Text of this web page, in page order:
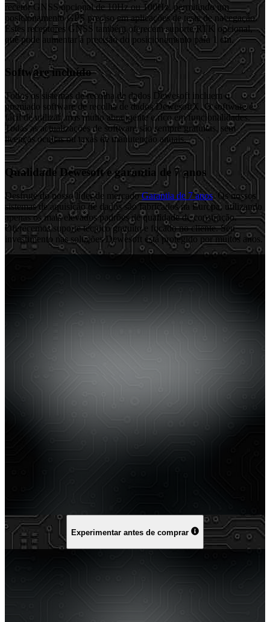
recetor GNSS opcional de 10Hz ou 100Hz, permitindo um
posicionamento GPS preciso em aplicações de teste de navegação.
Estes receptores GNSS também oferecem suporte RTK opcional,
que pode aumentar a precisão do posicionamento para 1 cm.
Software incluído
Todos os sistemas de recolha de dados Dewesoft incluem o
premiado software de recolha de dados DewesoftX. O software é
fácil de utilizar, mas muito abrangente e rico em funcionalidades.
Todas as actualizações de software são sempre gratuitas, sem
licenças ocultas ou taxas de manutenção anuais.
Qualidade Dewesoft e garantia de 7 anos
Desfrute do nosso líder de mercadoGarantia de 7 anos. Os nossos
sistemas de aquisição de dados são fabricados na Europa, utilizando
apenas os mais elevados padrões de qualidade de construção.
Oferecemos suporte técnico gratuito e focado no cliente. Seu
investimento nas soluções Dewesoft está protegido por muitos anos.
Experimentar antes de comprar